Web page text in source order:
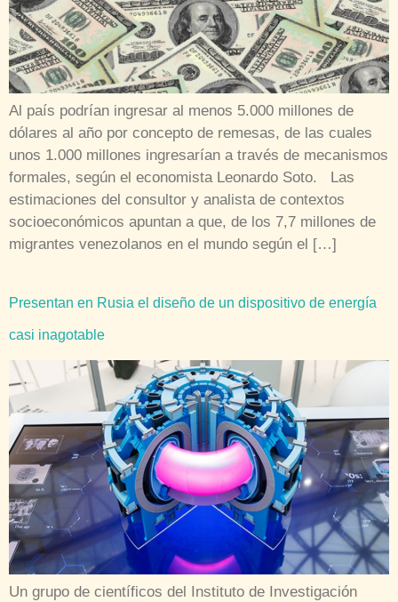
Al país podrían ingresar al menos 5.000 millones de
dólares al año por concepto de remesas, de las cuales
unos 1.000 millones ingresarían a través de mecanismos
formales, según el economista Leonardo Soto. Las
estimaciones del consultor y analista de contextos
socioeconómicos apuntan a que, de los 7,7 millones de
migrantes venezolanos en el mundo según el […]
Presentan en Rusia el diseño de un dispositivo de energía
casi inagotable
Un grupo de científicos del Instituto de Investigación